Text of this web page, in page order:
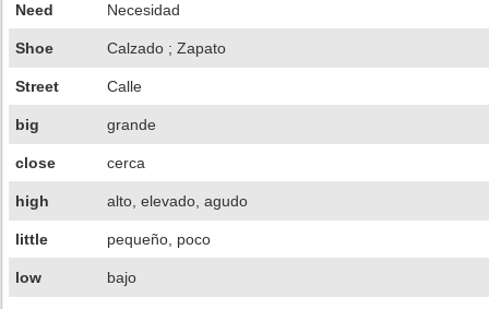
Need Necesidad
Shoe Calzado ; Zapato
Street Calle
big grande
close cerca
high alto, elevado, agudo
little pequeño, poco
low bajo